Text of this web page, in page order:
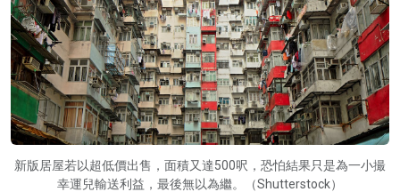
新版居屋若以超低價出售，面積又達500呎，恐怕結果只是為一小撮
幸運兒輸送利益，最後無以為繼。（Shutterstock）